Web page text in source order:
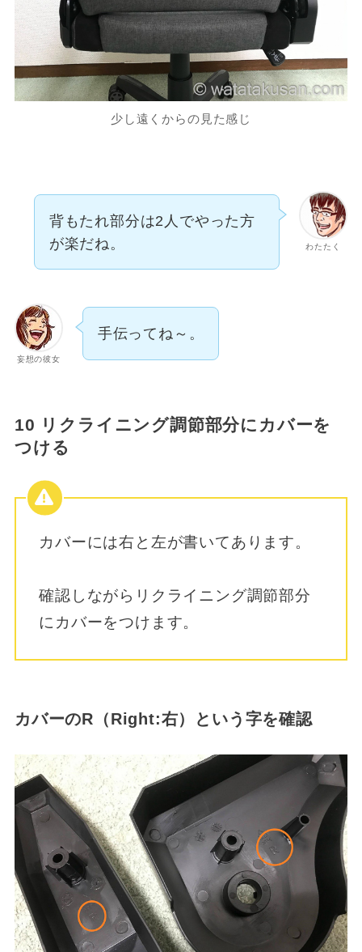
少し遠くからの見た感じ
わたたく
背もたれ部分は2人でやった方
が楽だね。
妄想の彼女
手伝ってね～。
10 リクライニング調節部分にカバーを
つける
カバーには右と左が書いてあります。
確認しながらリクライニング調節部分
にカバーをつけます。
カバーのR（Right:右）という字を確認